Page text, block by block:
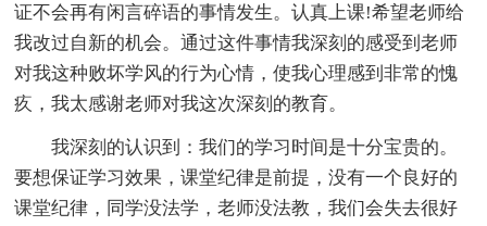
证不会再有闲言碎语的事情发生。认真上课!希望老师给
我改过自新的机会。通过这件事情我深刻的感受到老师
对我这种败坏学风的行为心情，使我心理感到非常的愧
疚，我太感谢老师对我这次深刻的教育。
我深刻的认识到：我们的学习时间是十分宝贵的。
要想保证学习效果，课堂纪律是前提，没有一个良好的
课堂纪律，同学没法学，老师没法教，我们会失去很好